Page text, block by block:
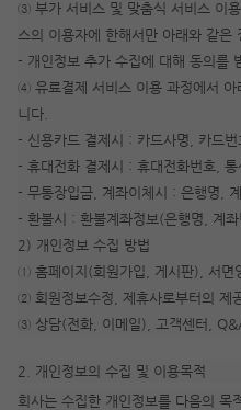
③ 부가 서비스 및 맞춤식 서비스 이
스의 이용자에 한해서만 아래와 같은
- 개인정보 추가 수집에 대해 동의를
④ 유료결제 서비스 이용 과정에서
니다.
- 신용카드 결제시 : 카드사명, 카드번
- 휴대전화 결제시 : 휴대전화번호,
- 무통장입금, 계좌이체시 : 은행명,
- 환불시 : 환불계좌정보(은행명, 계
2) 개인정보 수집 방법
① 홈페이지(회원가입, 게시판), 서면
② 회원정보수정, 제휴사로부터의 제
③ 상담(전화, 이메일), 고객센터,
2. 개인정보의 수집 및 이용목적
회사는 수집한 개인정보를 다음의 목